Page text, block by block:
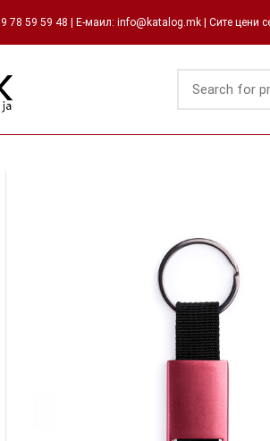
59 59 48 | Е-маил: info@katalog.mk | Сите цени